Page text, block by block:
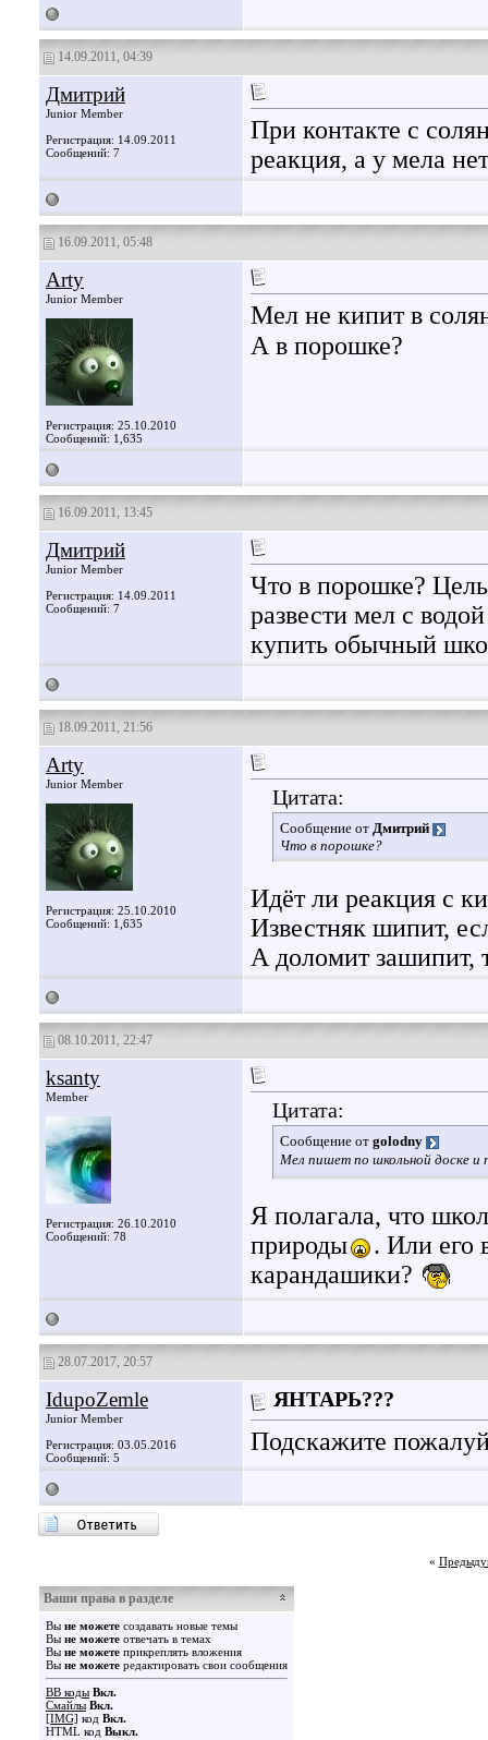
14.09.2011, 04:39
Дмитрий
Junior Member
Регистрация: 14.09.2011
Сообщений: 7
При контакте с
реакция, а у мела
16.09.2011, 05:48
Arty
Junior Member
Регистрация: 25.10.2010
Сообщений: 1,635
Мел не кипит в
А в порошке?
16.09.2011, 13:45
Дмитрий
Junior Member
Регистрация: 14.09.2011
Сообщений: 7
Что в порошке?
развести мел с
купить обычный
18.09.2011, 21:56
Arty
Junior Member
Регистрация: 25.10.2010
Сообщений: 1,635
Цитата:
Сообщение от Дмитрий
Что в порошке?
Идёт ли реакция с
Известняк шипит,
А доломит зашипит,
08.10.2011, 22:47
ksanty
Member
Регистрация: 26.10.2010
Сообщений: 78
Цитата:
Сообщение от golodny
Мел пишет по школьной доске и
Я полагала, что
природы
. Или его
карандашики?
28.07.2017, 20:57
IdupoZemle
Junior Member
Регистрация: 03.05.2016
Сообщений: 5
ЯНТАРЬ???
Подскажите
«
Ваши права в разделе
Вы не можете создавать новые темы
Вы не можете отвечать в темах
Вы не можете прикреплять вложения
Вы не можете редактировать свои сообщения
BB коды Вкл.
Смайлы Вкл.
[IMG] код Вкл.
HTML код Выкл.